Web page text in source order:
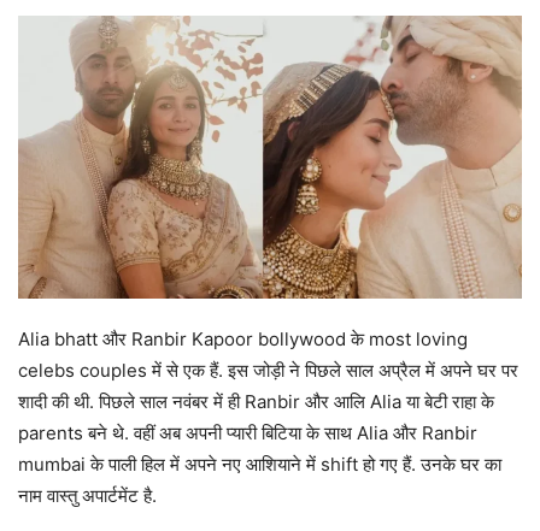
Alia bhatt और Ranbir Kapoor bollywood के most loving
celebs couples में से एक हैं. इस जोड़ी ने पिछले साल अप्रैल में अपने घर पर
शादी की थी. पिछले साल नवंबर में ही Ranbir और आलि Alia या बेटी राहा के
parents बने थे. वहीं अब अपनी प्यारी बिटिया के साथ Alia और Ranbir
mumbai के पाली हिल में अपने नए आशियाने में shift हो गए हैं. उनके घर का
नाम वास्तु अपार्टमेंट है.